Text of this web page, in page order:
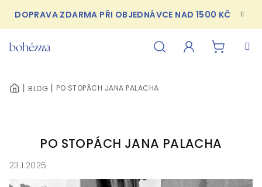
obsah
DOPRAVA ZDARMA PŘI OBJEDNÁVCE NAD 1500 KČ
DOMŮBLOG PO STOPÁCH JANA PALACHA
PO STOPÁCH JANA PALACHA
23.1.2025